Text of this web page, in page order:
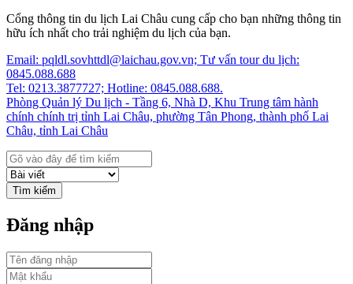
Cổng thông tin du lịch Lai Châu cung cấp cho bạn những thông tin
hữu ích nhất cho trải nghiệm du lịch của bạn.
Email: pqldl.sovhttdl@laichau.gov.vn; Tư vấn tour du lịch:
0845.088.688
Tel: 0213.3877727; Hotline: 0845.088.688.
Phòng Quản lý Du lịch - Tầng 6, Nhà D, Khu Trung tâm hành
chính chính trị tỉnh Lai Châu, phường Tân Phong, thành phố Lai
Châu, tỉnh Lai Châu
Tìm kiếm
Đăng nhập